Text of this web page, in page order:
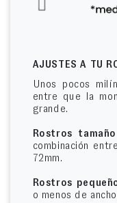
AJUSTES A TU
Unos pocos
entre que la
grande.
Rostros
combinación
72mm.
Rostros
o menos de